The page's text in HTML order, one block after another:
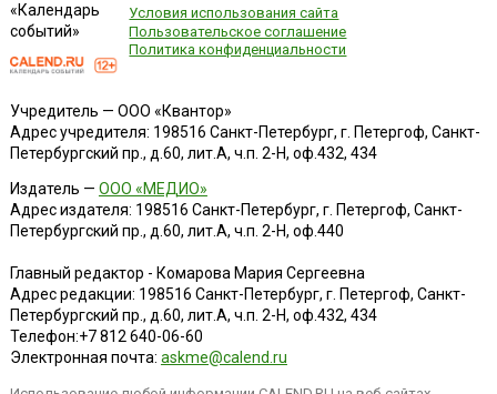
«Календарь
событий»
Условия использования сайта
Пользовательское соглашение
Политика конфиденциальности
Учредитель — ООО «Квантор»
Адрес учредителя: 198516 Санкт-Петербург, г. Петергоф, Санкт-
Петербургский пр., д.60, лит.А, ч.п. 2-Н, оф.432, 434
Издатель — ООО «МЕДИО»
Адрес издателя: 198516 Санкт-Петербург, г. Петергоф, Санкт-
Петербургский пр., д.60, лит.А, ч.п. 2-Н, оф.440
Главный редактор - Комарова Мария Сергеевна
Адрес редакции: 198516 Санкт-Петербург, г. Петергоф, Санкт-
Петербургский пр., д.60, лит.А, ч.п. 2-Н, оф.432, 434
Телефон:+7 812 640-06-60
Электронная почта: askme@calend.ru